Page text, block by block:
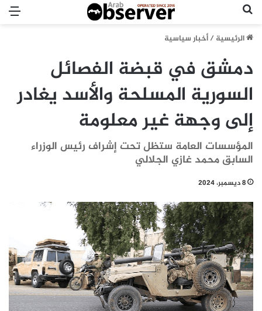
الرئيسية/أخبار سياسية
دمشق في قبضة الفصائل
السورية المسلحة والأسد يغادر
إلى وجهة غير معلومة
المؤسسات العامة ستظل تحت إشراف رئيس الوزراء
السابق محمد غازي الجلالي
8 ديسمبر، 2024